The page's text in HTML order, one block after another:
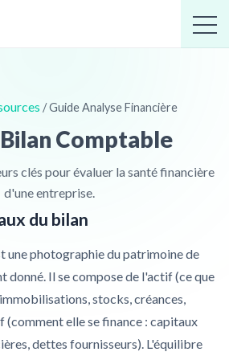
/ Guide Analyse Financière
Comptable
clés pour évaluer la santé financière
d'une entreprise.
du bilan
une photographie du patrimoine de
donné. Il se compose de l'actif (ce que
stocks, créances,
(comment elle se finance : capitaux
dettes fournisseurs). L'équilibre